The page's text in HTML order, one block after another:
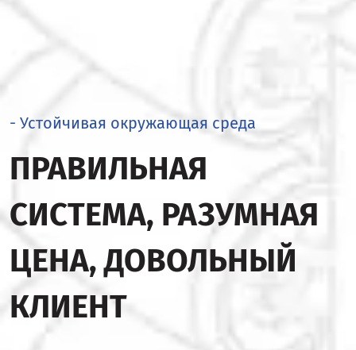
- Устойчивая окружающая среда
ПРАВИЛЬНАЯ
СИСТЕМА, РАЗУМНАЯ
ЦЕНА, ДОВОЛЬНЫЙ
КЛИЕНТ